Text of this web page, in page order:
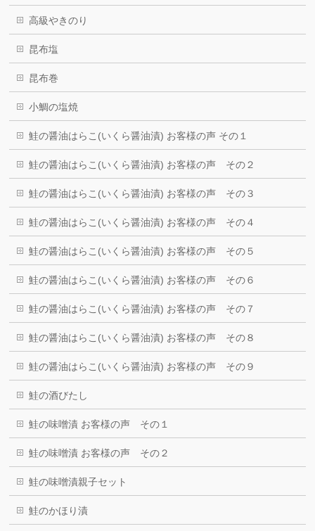
高級やきのり
昆布塩
昆布巻
小鯛の塩焼
鮭の醤油はらこ(いくら醤油漬) お客様の声 その１
鮭の醤油はらこ(いくら醤油漬) お客様の声 その２
鮭の醤油はらこ(いくら醤油漬) お客様の声 その３
鮭の醤油はらこ(いくら醤油漬) お客様の声 その４
鮭の醤油はらこ(いくら醤油漬) お客様の声 その５
鮭の醤油はらこ(いくら醤油漬) お客様の声 その６
鮭の醤油はらこ(いくら醤油漬) お客様の声 その７
鮭の醤油はらこ(いくら醤油漬) お客様の声 その８
鮭の醤油はらこ(いくら醤油漬) お客様の声 その９
鮭の酒びたし
鮭の味噌漬 お客様の声 その１
鮭の味噌漬 お客様の声 その２
鮭の味噌漬親子セット
鮭のかほり漬